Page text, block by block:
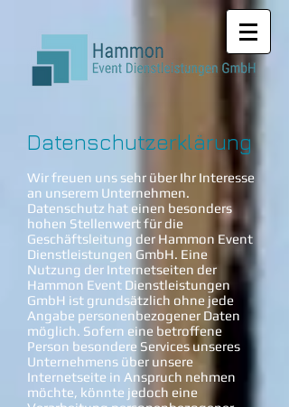
Datenschutzerklärung
Wir freuen uns sehr über Ihr Interesse
an unserem Unternehmen.
Datenschutz hat einen besonders
hohen Stellenwert für die
Geschäftsleitung der Hammon Event
Dienstleistungen GmbH. Eine
Nutzung der Internetseiten der
Hammon Event Dienstleistungen
GmbH ist grundsätzlich ohne jede
Angabe personenbezogener Daten
möglich. Sofern eine betroffene
Person besondere Services unseres
Unternehmens über unsere
Internetseite in Anspruch nehmen
möchte, könnte jedoch eine